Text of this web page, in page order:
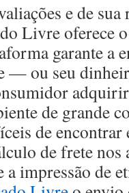
e de sua
Livre oferece
garante a
— ou seu
de grande
de encontrar
de frete nos
impressão de